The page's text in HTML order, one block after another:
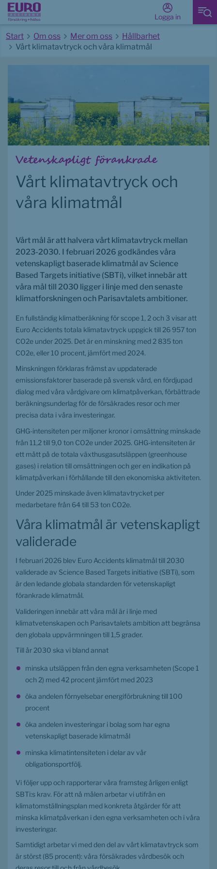
Logga in
Start Om oss Mer om oss
Hållbarhet
Vårt klimatavtryck och våra klimatmål
Vetenskapligt förankrade
Vårt klimatavtryck och
våra klimatmål
Vårt mål är att halvera vårt klimatavtryck mellan
2023-2030. I februari 2026 godkändes våra
vetenskapligt baserade klimatmål av Science
Based Targets initiative (SBTi), vilket innebär att
våra mål till 2030 ligger i linje med den senaste
klimatforskningen och Parisavtalets ambitioner.
En fullständig klimatberäkning för scope 1, 2 och 3 visar att
Euro Accidents totala klimatavtryck uppgick till 26 957 ton
CO2e under 2025. Det är en minskning med 2 835 ton
CO2e, eller 10 procent, jämfört med 2024.
Minskningen förklaras främst av uppdaterade
emissionsfaktorer baserade på svensk vård, en fördjupad
dialog med våra vårdgivare om klimatpåverkan, förbättrade
beräkningsunderlag för de försäkrades resor och mer
precisa data i våra investeringar.
GHG-intensiteten per miljoner kronor i omsättning minskade
från 11,2 till 9,0 ton CO2e under 2025. GHG-intensiteten är
ett mått på de totala växthusgasutsläppen (greenhouse
gases) i relation till omsättningen och ger en indikation på
klimatpåverkan i förhållande till den ekonomiska aktiviteten.
Under 2025 minskade även klimatavtrycket per
medarbetare från 64 till 53 ton CO2e.
Våra klimatmål är vetenskapligt
validerade
I februari 2026 blev Euro Accidents klimatmål till 2030
validerade av Science Based Targets initiative (SBTi), som
är den ledande globala standarden för vetenskapligt
förankrade klimatmål.
Valideringen innebär att våra mål är i linje med
klimatvetenskapen och Parisavtalets ambition att begränsa
den globala uppvärmningen till 1,5 grader.
Till år 2030 ska vi bland annat
minska utsläppen från den egna verksamheten (Scope 1
och 2) med 42 procent jämfört med 2023
öka andelen förnyelsebar energiförbrukning till 100
procent
öka andelen investeringar i bolag som har egna
vetenskapligt baserade klimatmål
minska klimatintensiteten i delar av vår
obligationsportfölj.
Vi följer upp och rapporterar våra framsteg årligen enligt
SBTi:s krav. För att nå målen arbetar vi utifrån en
klimatomställningsplan med konkreta åtgärder för att
minska klimatpåverkan i den egna verksamheten och i våra
investeringar.
Samtidigt arbetar vi med den del av vårt klimatavtryck som
är störst (85 procent): våra försäkrades vårdbesök och